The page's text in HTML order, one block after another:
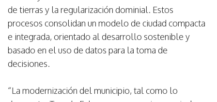
de tierras y la regularización dominial. Estos
procesos consolidan un modelo de ciudad compacta
e integrada, orientado al desarrollo sostenible y
basado en el uso de datos para la toma de
decisiones.
“La modernización del municipio, tal como lo